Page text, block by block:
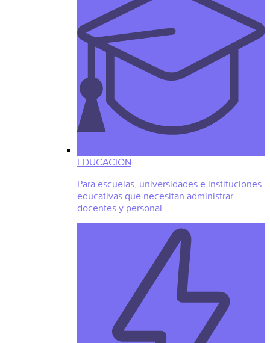
EDUCACIÓN
Para escuelas, universidades e instituciones
educativas que necesitan administrar
docentes y personal.